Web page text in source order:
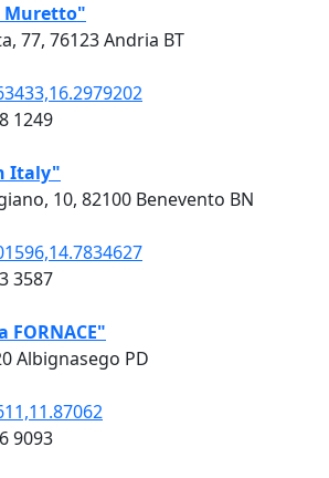
Muretto"
77, 76123 Andria BT
1249
Italy"
10, 82100 Benevento BN
3587
FORNACE"
Albignasego PD
9093